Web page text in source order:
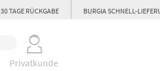
30 TAGE RÜCKGABE BURGIA SCHNELL-
Privatkunde